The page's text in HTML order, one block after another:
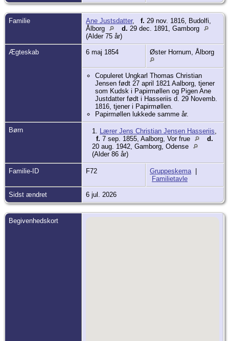
flyttede hele familien til Brund ved
mil. Et par år efter flyttede alle til
Gamborg.
Rytteriet ( husarer og dragoner) har brugt
bynavn til de menige meget langt tilbage i
tiden og bruger fortsat traditionen.
Rytteriet, den mest bevægelige enhed i
hæren, fandt det fornuftigt at kunne kalde
en lokalkendt mand frem for at ride
forspids, det kunne være katastrofalt at
ride forkert.
Skikken med bynavn til soldaterne
stammer fra de mange tyske
befalingsmænd og officerer i den danske
hær tilbage fra 1600tallet. Officererne
kalde sig ofte et von og et stednavn og
det har bredt sig også til danske
befalingsmænd og soldater.
Familie Ane Justsdatter, f. 29 nov. 1816, Budolfi,
Ålborg
d. 29 dec. 1891, Gamborg
(Alder 75 år)
Ægteskab 6 maj 1854 Øster Hornum, Ålborg
Copuleret Ungkarl Thomas Christian
Jensen født 27 april 1821 Aalborg, tjener
som Kudsk i Papirmøllen og Pigen Ane
Justdatter født i Hasseriis d. 29 Novemb.
1816, tjener i Papirmøllen.
Papirmøllen lukkede samme år.
Børn 1. Lærer Jens Christian Jensen Hasseriis,
f. 7 sep. 1855, Aalborg, Vor frue
d.
20 aug. 1942, Gamborg, Odense
(Alder 86 år)
Familie-ID F72 Gruppeskema|
Familietavle
Sidst ændret 6 jul. 2026
Begivenhedskort